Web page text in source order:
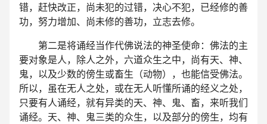
错，赶快改正，尚未犯的过错，决心不犯，已经修的善
功，努力增加、尚未修的善功，立志去修。
第二是将诵经当作代佛说法的神圣使命：佛法的主
要对象是人，除人之外，六道众生之中，尚有天、神、
鬼，以及少数的傍生或畜生（动物），也能信受佛法。
所以，虽在无人之处，或在无人听懂所诵的经义之处，
只要有人诵经，就有异类的天、神、鬼、畜，来听我们
诵经。天、神、鬼三类的众生，以及部分的傍生，均有